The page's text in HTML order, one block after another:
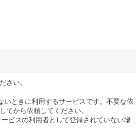
さい。
ときに利用するサービスです。不要な依
てから依頼してください。
ビスの利用者として登録されていない場